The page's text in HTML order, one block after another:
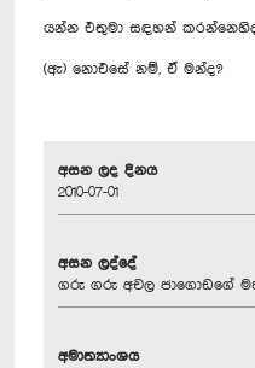
යන්න එතුමා සඳහන්
(ඇ) නොඑසේ නම්, ඒ මන්ද?
අසන ලද දිනය
2010-07-01
අසන ලද්දේ
ගරු ගරු අචල ජාගොඩගේ
අමාත්‍යාංශය